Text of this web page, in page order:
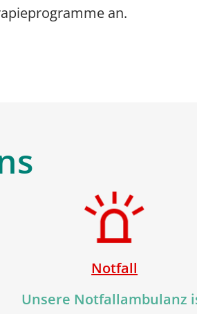
an.
Notfall
Unsere Notfallambulanz